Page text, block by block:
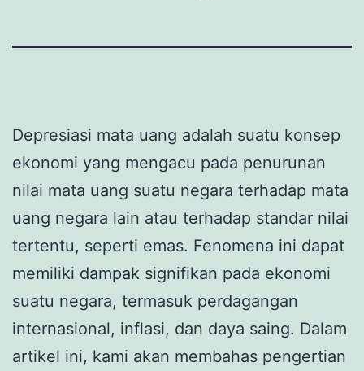
Depresiasi mata uang adalah suatu konsep
ekonomi yang mengacu pada penurunan
nilai mata uang suatu negara terhadap mata
uang negara lain atau terhadap standar nilai
tertentu, seperti emas. Fenomena ini dapat
memiliki dampak signifikan pada ekonomi
suatu negara, termasuk perdagangan
internasional, inflasi, dan daya saing. Dalam
artikel ini, kami akan membahas pengertian